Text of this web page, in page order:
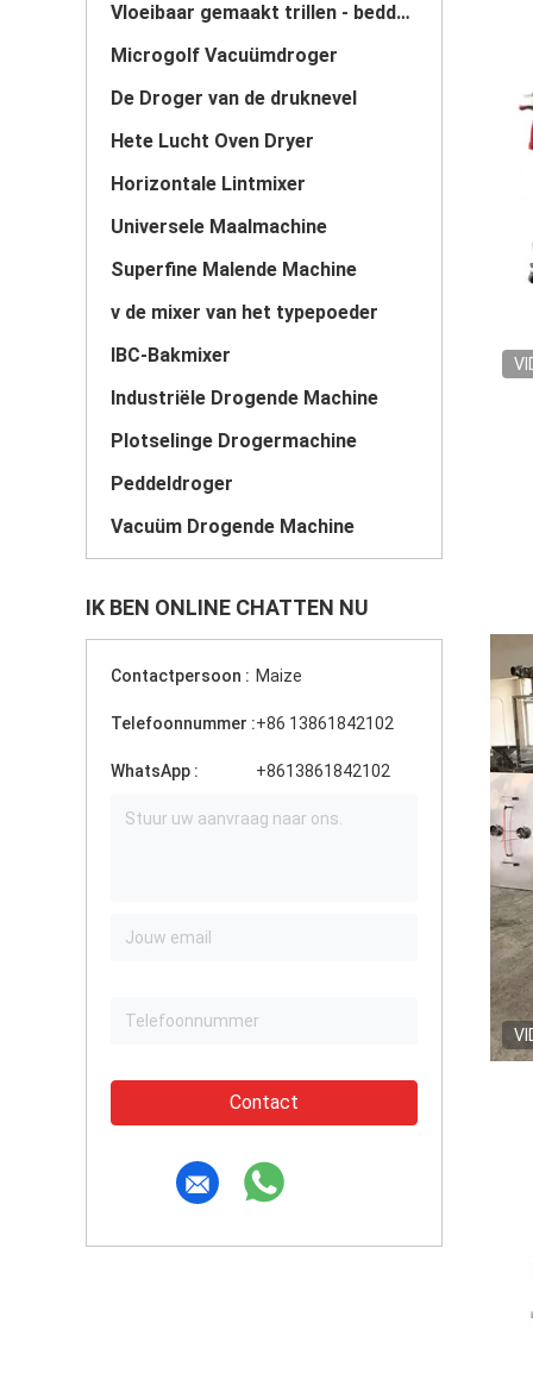
Vloeibaar gemaakt trillen - beddroger
Microgolf Vacuümdroger
De Droger van de druknevel
Hete Lucht Oven Dryer
Horizontale Lintmixer
Universele Maalmachine
Superfine Malende Machine
v de mixer van het typepoeder
IBC-Bakmixer
Industriële Drogende Machine
Plotselinge Drogermachine
Peddeldroger
Vacuüm Drogende Machine
IK BEN ONLINE CHATTEN NU
Contactpersoon : Maize
Telefoonnummer :+86 13861842102
WhatsApp : +8613861842102
Contact